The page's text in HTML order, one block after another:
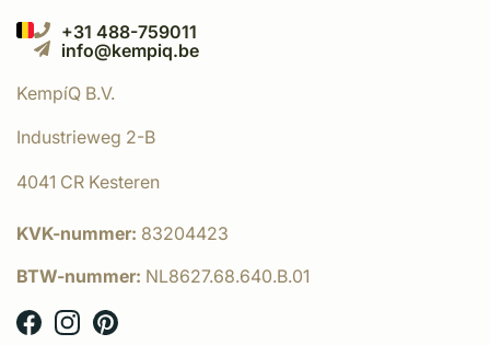
+31 488-759011
info@kempiq.be
KempíQ B.V.
Industrieweg 2-B
4041 CR Kesteren
KVK-nummer: 83204423
BTW-nummer: NL8627.68.640.B.01